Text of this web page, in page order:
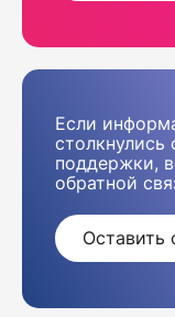
Если
столкнулись
поддержки,
обратной
Оставить